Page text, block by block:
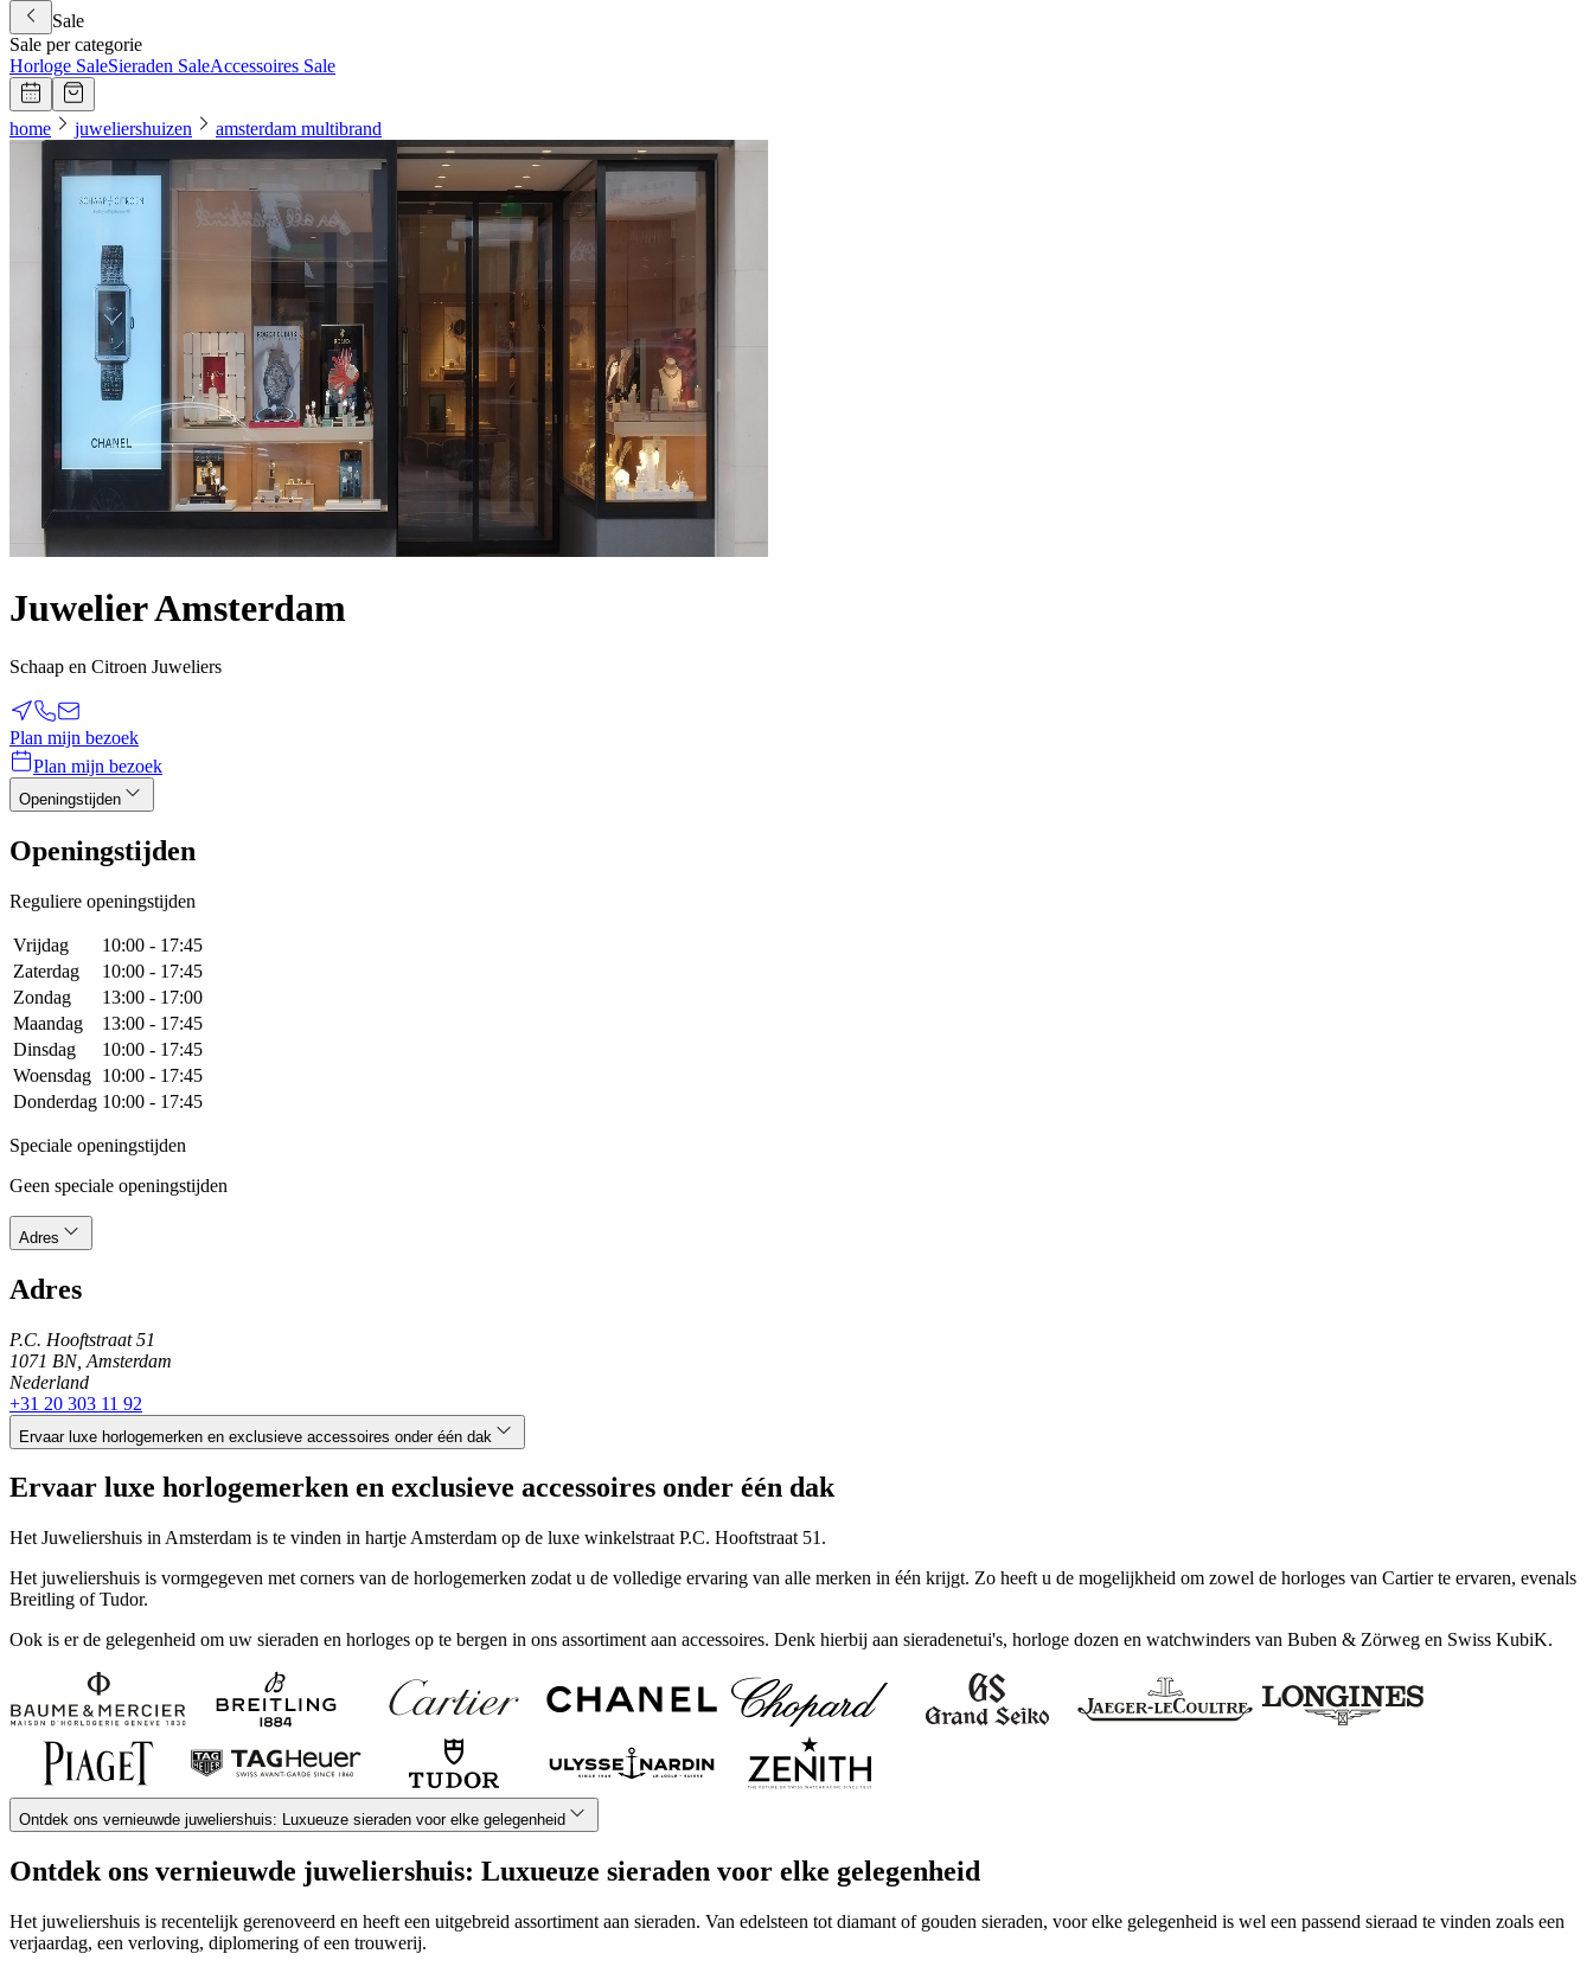
Sale
Sale per categorie
Horloge SaleSieraden SaleAccessoires Sale
home juweliershuizen amsterdam multibrand
Juwelier Amsterdam
Schaap en Citroen Juweliers
Plan mijn bezoek
Plan mijn bezoek
Openingstijden
Openingstijden
Reguliere openingstijden
Vrijdag
10:00 - 17:45
Zaterdag
10:00 - 17:45
Zondag
13:00 - 17:00
Maandag
13:00 - 17:45
Dinsdag
10:00 - 17:45
Woensdag 10:00 - 17:45
Donderdag 10:00 - 17:45
Speciale openingstijden
Geen speciale openingstijden
Adres
Adres
P.C. Hooftstraat 51
1071 BN, Amsterdam
Nederland
+31 20 303 11 92
Ervaar luxe horlogemerken en exclusieve accessoires onder één dak
Ervaar luxe horlogemerken en exclusieve accessoires onder één dak
Het Juweliershuis in Amsterdam is te vinden in hartje Amsterdam op de luxe winkelstraat P.C. Hooftstraat 51.
Het juweliershuis is vormgegeven met corners van de horlogemerken zodat u de volledige ervaring van alle merken in één krijgt. Zo heeft u de mogelijkheid om zowel de horloges van Cartier te ervaren, evenals
Breitling of Tudor.
Ook is er de gelegenheid om uw sieraden en horloges op te bergen in ons assortiment aan accessoires. Denk hierbij aan sieradenetui's, horloge dozen en watchwinders van Buben & Zörweg en Swiss KubiK.
Ontdek ons vernieuwde juweliershuis: Luxueuze sieraden voor elke gelegenheid
Ontdek ons vernieuwde juweliershuis: Luxueuze sieraden voor elke gelegenheid
Het juweliershuis is recentelijk gerenoveerd en heeft een uitgebreid assortiment aan sieraden. Van edelsteen tot diamant of gouden sieraden, voor elke gelegenheid is wel een passend sieraad te vinden zoals een
verjaardag, een verloving, diplomering of een trouwerij.